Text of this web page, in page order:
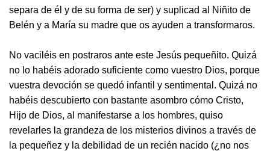
separa de él y de su forma de ser) y suplicad al Niñito de
Belén y a María su madre que os ayuden a transformaros.
No vaciléis en postraros ante este Jesús pequeñito. Quizá
no lo habéis adorado suficiente como vuestro Dios, porque
vuestra devoción se quedó infantil y sentimental. Quizá no
habéis descubierto con bastante asombro cómo Cristo,
Hijo de Dios, al manifestarse a los hombres, quiso
revelarles la grandeza de los misterios divinos a través de
la pequeñez y la debilidad de un recién nacido (¿no nos